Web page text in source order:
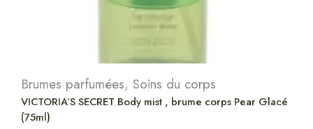
Brumes parfumées, Soins du corps
VICTORIA’S SECRET Body mist , brume corps Pear Glacé
(75ml)